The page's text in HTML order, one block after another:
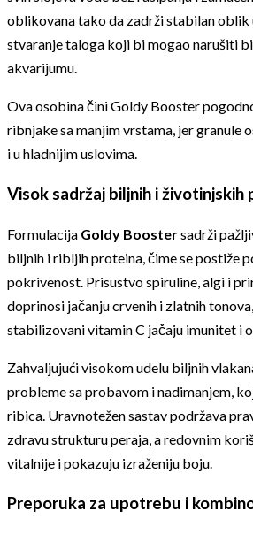
oblikovana tako da zadrži stabilan oblik
stvaranje taloga koji bi mogao narušiti
akvarijumu.
Ova osobina čini Goldy Booster
ribnjake sa manjim vrstama, jer granule
i u hladnijim uslovima.
Visok sadržaj biljnih i životinjskih
Formulacija Goldy Boostersadrži
biljnih i ribljih proteina, čime se postiže
pokrivenost. Prisustvo spiruline, algi i
doprinosi jačanju crvenih i zlatnih
stabilizovani vitamin C jačaju imunitet i
Zahvaljujući visokom udelu biljnih
probleme sa probavom i nadimanjem,
ribica. Uravnotežen sastav podržava
zdravu strukturu peraja, a redovnim
vitalnije i pokazuju izraženiju boju.
Preporuka za upotrebu i